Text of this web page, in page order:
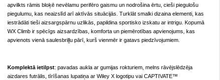
apvilkts rāmis bloķē nevēlamu perifēro gaismu un nodrošina ērtu, cieši piegulošu
piegulumu, kas neaizslīd arī aktīvās situācijās. Turklāt smalki dizaina elementi, kas
iestrādāti tieši aizsargspārnu uzlikās, papildina sportisko izskatu ar intrigu. Kopumā
WX Climb ir spēcīgs aizsardzības, komforta un piemērotības apvienojums, kas
apvienots vienā saulesbriļļu pārī, kurš vienmēr ir gatavs piedzīvojumiem.
Komplektā ietilpst: pavadas aukla ar gumijas rokturiem, melns rāvējslēdzēja
aizdares futrālis, tīrīšanas lupatiņa ar Wiley X logotipu vai CAPTIVATE™